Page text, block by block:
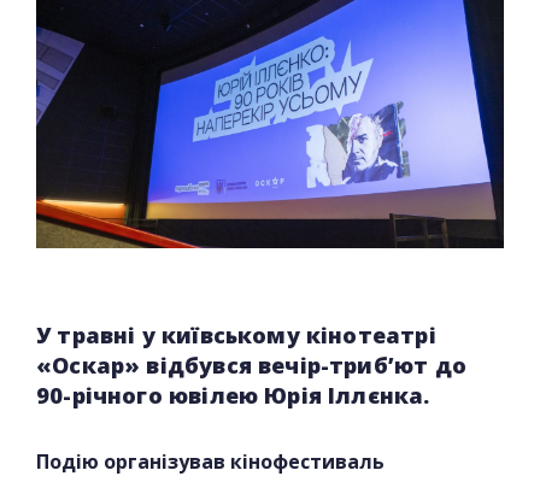
У травні у київському кінотеатрі
«Оскар» відбувся вечір-триб’ют до
90-річного ювілею Юрія Іллєнка.
Подію організував кінофестиваль